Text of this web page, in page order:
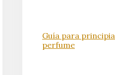
Guía para
perfume